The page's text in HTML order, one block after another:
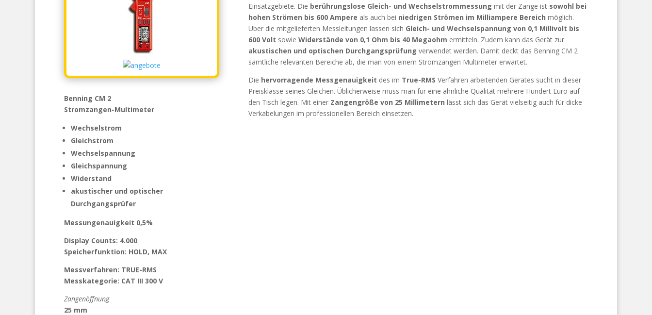
Benning CM 2
Stromzangen-Multimeter
Wechselstrom
Gleichstrom
Wechselspannung
Gleichspannung
Widerstand
akustischer und optischer
Durchgangsprüfer
Messungenauigkeit 0,5%
Display Counts: 4.000
Speicherfunktion: HOLD, MAX
Messverfahren: TRUE-RMS
Messkategorie: CAT III 300 V
Zangenöffnung
25 mm
Einsatzgebiete. Die berührungslose Gleich- und Wechselstrommessung mit der Zange ist sowohl bei
hohen Strömen bis 600 Ampere als auch bei niedrigen Strömen im Milliampere Bereich möglich.
Über die mitgelieferten Messleitungen lassen sich Gleich- und Wechselspannung von 0,1 Millivolt bis
600 Volt sowie Widerstände von 0,1 Ohm bis 40 Megaohm ermitteln. Zudem kann das Gerät zur
akustischen und optischen Durchgangsprüfung verwendet werden. Damit deckt das Benning CM 2
sämtliche relevanten Bereiche ab, die man von einem Stromzangen Multimeter erwartet.
Die hervorragende Messgenauigkeit des im True-RMS Verfahren arbeitenden Gerätes sucht in dieser
Preisklasse seines Gleichen. Üblicherweise muss man für eine ähnliche Qualität mehrere Hundert Euro auf
den Tisch legen. Mit einer Zangengröße von 25 Millimetern lässt sich das Gerät vielseitig auch für dicke
Verkabelungen im professionellen Bereich einsetzen.